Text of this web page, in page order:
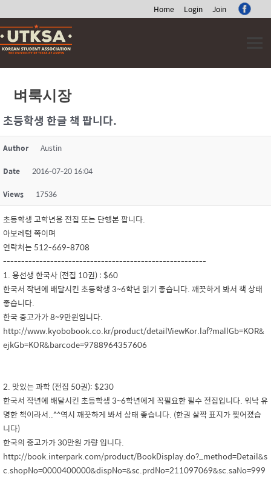
Home Login Join
Skip
to
content
벼룩시장
초등학생 한글 책 팝니다.
Author Austin
Date 2016-07-20 16:04
Views 17536
초등학생 고학년용 전집 또는 단행본 팝니다.
아보레텀 쪽이며
연락처는 512-669-8708
--------------------------------------------------------
1. 용선생 한국사 (전집 10권) : $60
한국서 작년에 배달시킨 초등학생 3~6학년 읽기 좋습니다. 깨끗하게 봐서 책 상태
좋습니다.
한국 중고가가 8~9만원입니다.
http://www.kyobobook.co.kr/product/detailViewKor.laf?mallGb=KOR&
ejkGb=KOR&barcode=9788964357606
2. 맛있는 과학 (전집 50권): $230
한국서 작년에 배달시킨 초등학생 3~6학년에게 꼭필요한 필수 전집입니다. 워낙 유
명한 책이라서..^^역시 깨끗하게 봐서 상태 좋습니다. (한권 살짝 표지가 찢어졌습
니다)
한국의 중고가가 30만원 가량 입니다.
http://book.interpark.com/product/BookDisplay.do?_method=Detail&s
c.shopNo=0000400000&dispNo=&sc.prdNo=211097069&sc.saNo=999